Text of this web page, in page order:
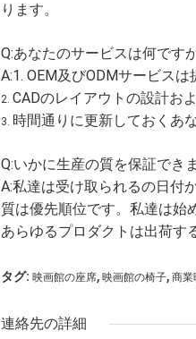
ります。
Q:あなたのサービスは何ですか
A:1. OEM及びODMサービスは
2. CADのレイアウトの設計お
3. 時間通りに更新しておくあ
Q:いかに生産の質を保証でき
A:私達は受け取られるの日付
質は優先順位です。私達は始
あらゆるプロダクトは出荷す
タグ: 映画館の座席, 映画館の椅子, 商業
連絡先の詳細